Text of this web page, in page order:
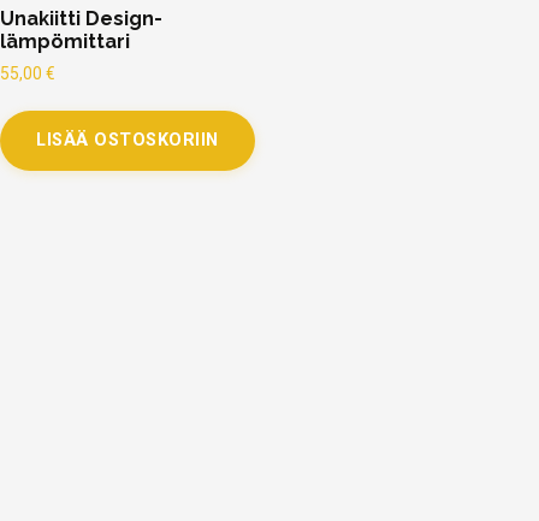
Unakiitti Design-
lämpömittari
55,00 €
LISÄÄ OSTOSKORIIN